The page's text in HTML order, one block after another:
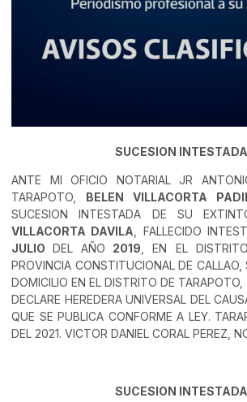
SUCESION INTESTADA
ANTE MI OFICIO NOTARIAL JR
TARAPOTO, BELEN VILLACORTA
SUCESION INTESTADA DE SU
VILLACORTA DAVILA , FALLECIDO
JULIODEL AÑO 2019 , EN EL
PROVINCIA CONSTITUCIONAL DE CALLAO,
DOMICILIO EN EL DISTRITO DE TARAPOTO,
DECLARE HEREDERA UNIVERSAL DEL
QUE SE PUBLICA CONFORME A LEY.
DEL 2021. VICTOR DANIEL CORAL PEREZ,
SUCESION INTESTADA